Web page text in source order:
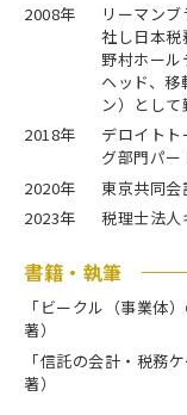
2008年
リーマン
社し日本税
野村ホー
ヘッド、
ン）として
2018年
デロイト
グ部門パー
2020年
東京共同
2023年
税理士法人
書籍・執筆
「ビークル（事業体
著）
「信託の会計・税務
著）